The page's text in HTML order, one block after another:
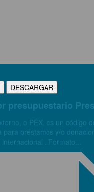
DESCARGAR
presupuestario
o PEX, es un código
para préstamos y/o
. Formato...